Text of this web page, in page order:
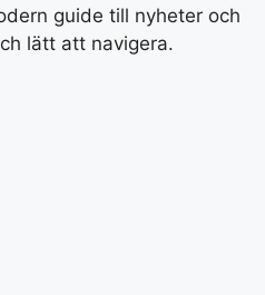
guide till nyheter och
lätt att navigera.